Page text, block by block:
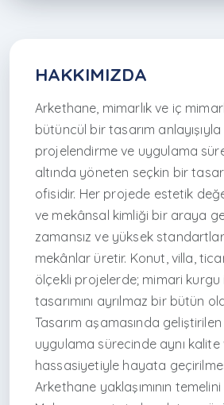
HAKKIMIZDA
Arkethane, mimarlık ve iç
bütüncül bir tasarım
projelendirme ve uygulama
altında yöneten seçkin bir
ofisidir. Her projede estetik
ve mekânsal kimliği bir araya
zamansız ve yüksek
mekânlar üretir. Konut, villa,
ölçekli projelerde; mimari kurgu
tasarımını ayrılmaz bir bütün
Tasarım aşamasında
uygulama sürecinde aynı
hassasiyetiyle hayata
Arkethane yaklaşımının